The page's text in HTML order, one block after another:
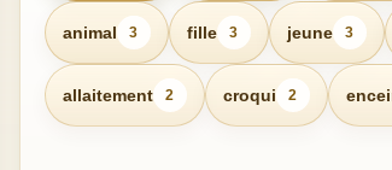
animal 3 fille 3 jeune 3
allaitement 2 croqui 2